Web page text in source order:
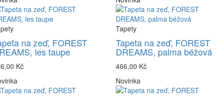
na zeď, FOREST
les taupe
Kč
Tapety
Tapeta na zeď, FOREST
DREAMS, palma béžová
466,00 Kč
Novinka